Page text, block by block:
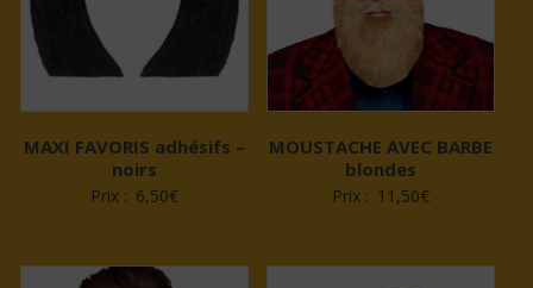
MAXI FAVORIS adhésifs –
noirs
Prix : 6,50€
MOUSTACHE AVEC BARBE
blondes
Prix : 11,50€